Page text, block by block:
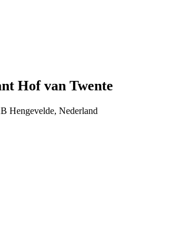
Hof van Twente
Hengevelde, Nederland